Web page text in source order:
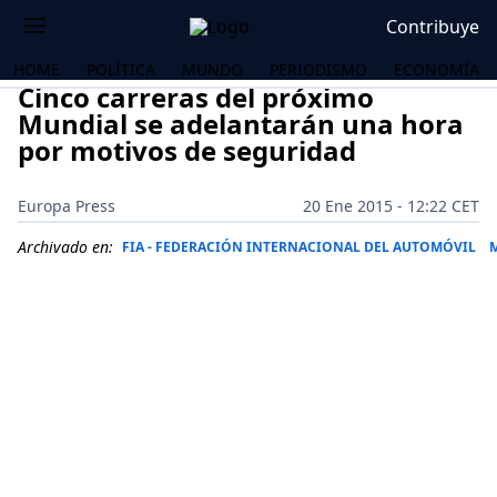
Contribuye
HOME POLÍTICA MUNDO PERIODISMO ECONOMÍA
Cinco carreras del próximo
Mundial se adelantarán una hora
por motivos de seguridad
Europa Press
20 Ene 2015 - 12:22 CET
Archivado en: FIA - FEDERACIÓN INTERNACIONAL DEL AUTOMÓVIL